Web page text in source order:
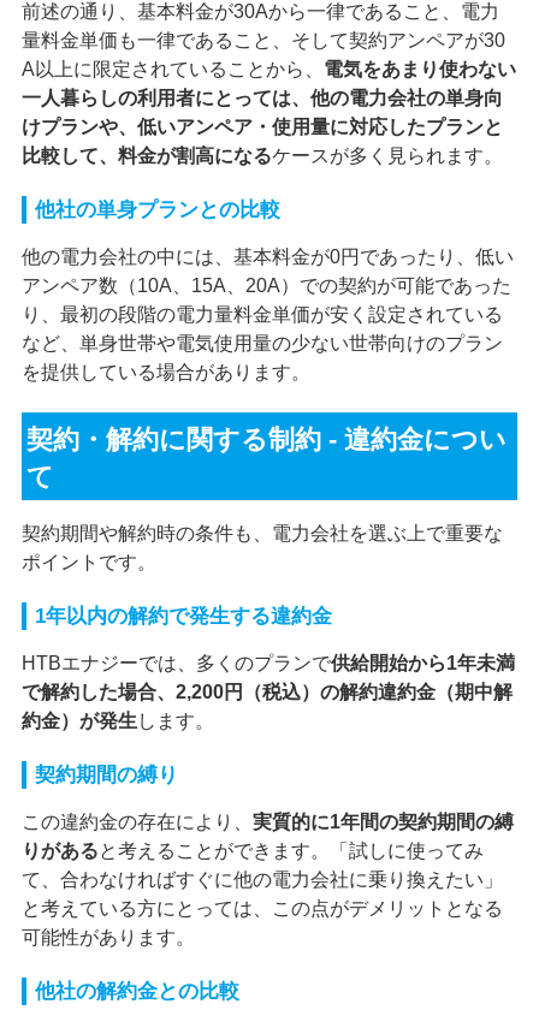
前述の通り、基本料金が30Aから一律であること、電力
量料金単価も一律であること、そして契約アンペアが30
A以上に限定されていることから、 電気をあまり使わない
一人暮らしの利用者にとっては、他の電力会社の単身向
けプランや、低いアンペア・使用量に対応したプランと
比較して、料金が割高になるケースが多く見られます。
他社の単身プランとの比較
他の電力会社の中には、基本料金が0円であったり、低い
アンペア数（10A、15A、20A）での契約が可能であった
り、最初の段階の電力量料金単価が安く設定されている
など、単身世帯や電気使用量の少ない世帯向けのプラン
を提供している場合があります。
契約・解約に関する制約 - 違約金につい
て
契約期間や解約時の条件も、電力会社を選ぶ上で重要な
ポイントです。
1年以内の解約で発生する違約金
HTBエナジーでは、多くのプランで供給開始から1年未満
で解約した場合、2,200円（税込）の解約違約金（期中解
約金）が発生 します。
契約期間の縛り
この違約金の存在により、 実質的に1年間の契約期間の縛
りがあると考えることができます。「試しに使ってみ
て、合わなければすぐに他の電力会社に乗り換えたい」
と考えている方にとっては、この点がデメリットとなる
可能性があります。
他社の解約金との比較